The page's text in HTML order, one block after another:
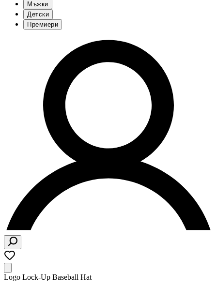
Мъжки
Детски
Премиери
Logo Lock-Up Baseball Hat